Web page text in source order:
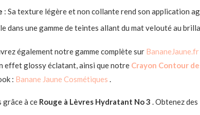
: Sa texture légère et non collante rend son application
dans une gamme de teintes allant du mat velouté au
également notre gamme complète sur BananeJaune.fr
effet glossy éclatant, ainsi que notre Crayon Contour
: Banane Jaune Cosmétiques .
grâce à ce Rouge à Lèvres Hydratant No 3 . Obtenez